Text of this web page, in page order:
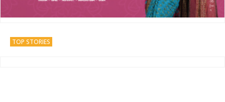
TOP STORIES